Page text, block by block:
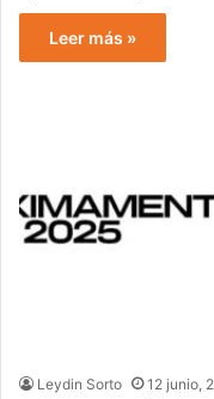
Leer más »
Leydin Sorto 12 junio,